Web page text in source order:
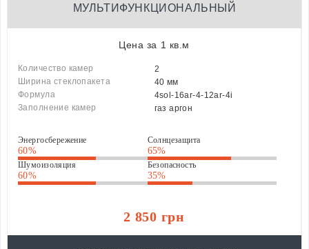
МУЛЬТИФУНКЦИОНАЛЬНЫЙ
Цена за 1 кв.м
Количество камер
2
Ширина стеклопакета
40 мм
Формула
4sol-16ar-4-12ar-4i
Заполнение камер
газ аргон
Энергосбережение
60%
Солнцезащита
65%
Шумоизоляция
60%
Безопасность
35%
2 850 грн